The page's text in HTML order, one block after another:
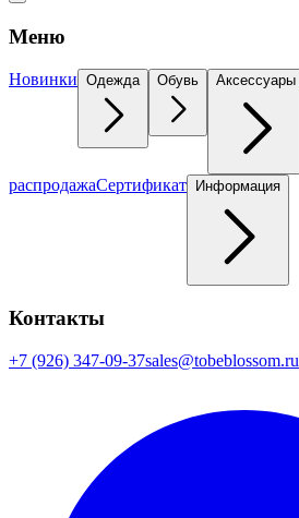
Меню
Новинки Одежда Обувь Аксессуары
распродажаСертификат Информация
Контакты
+7 (926) 347-09-37sales@tobeblossom.ru